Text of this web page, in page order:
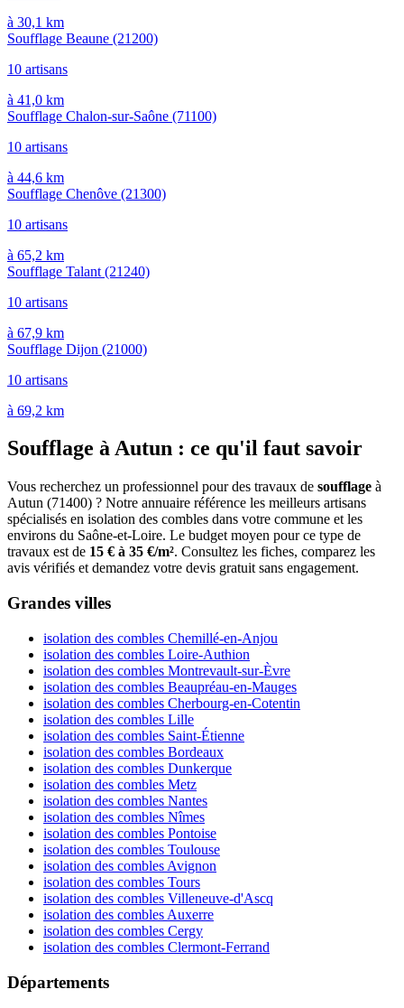
à 30,1 km
Soufflage Beaune (21200)
10 artisans
à 41,0 km
Soufflage Chalon-sur-Saône (71100)
10 artisans
à 44,6 km
Soufflage Chenôve (21300)
10 artisans
à 65,2 km
Soufflage Talant (21240)
10 artisans
à 67,9 km
Soufflage Dijon (21000)
10 artisans
à 69,2 km
Soufflage à Autun : ce qu'il faut savoir
Vous recherchez un professionnel pour des travaux de soufflage à
Autun (71400) ? Notre annuaire référence les meilleurs artisans
spécialisés en isolation des combles dans votre commune et les
environs du Saône-et-Loire. Le budget moyen pour ce type de
travaux est de 15 € à 35 €/m². Consultez les fiches, comparez les
avis vérifiés et demandez votre devis gratuit sans engagement.
Grandes villes
isolation des combles Chemillé-en-Anjou
isolation des combles Loire-Authion
isolation des combles Montrevault-sur-Èvre
isolation des combles Beaupréau-en-Mauges
isolation des combles Cherbourg-en-Cotentin
isolation des combles Lille
isolation des combles Saint-Étienne
isolation des combles Bordeaux
isolation des combles Dunkerque
isolation des combles Metz
isolation des combles Nantes
isolation des combles Nîmes
isolation des combles Pontoise
isolation des combles Toulouse
isolation des combles Avignon
isolation des combles Tours
isolation des combles Villeneuve-d'Ascq
isolation des combles Auxerre
isolation des combles Cergy
isolation des combles Clermont-Ferrand
Départements